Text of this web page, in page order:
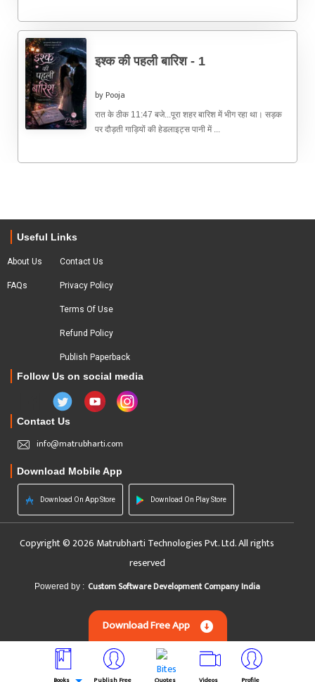
इश्क की पहली बारिश - 1
by Pooja
रात के ठीक 11:47 बजे...पूरा शहर बारिश में भीग रहा था। सड़क
पर दौड़ती गाड़ियों की हेडलाइट्स पानी में ...
Useful Links
About Us
FAQs
Contact Us
Privacy Policy
Terms Of Use
Refund Policy
Publish Paperback
Follow Us on social media
Contact Us
info@matrubharti.com
Download Mobile App
Download On App Store Download On Play Store
Copyright © 2026 Matrubharti Technologies Pvt. Ltd. All rights
reserved
Powered by : Custom Software Development Company India
Download Free App